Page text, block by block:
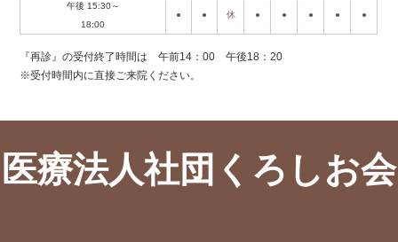
午後 15:30～
18:00
● ● 休 ● ● ● ● ●
『再診』の受付終了時間は 午前14：00 午後18：20
※受付時間内に直接ご来院ください。
医療法人社団くろしお会